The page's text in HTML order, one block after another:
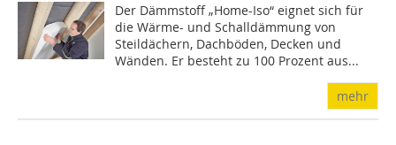
Der Dämmstoff „Home-Iso“ eignet sich für
die Wärme- und Schalldämmung von
Steildächern, Dachböden, Decken und
Wänden. Er besteht zu 100 Prozent aus...
mehr